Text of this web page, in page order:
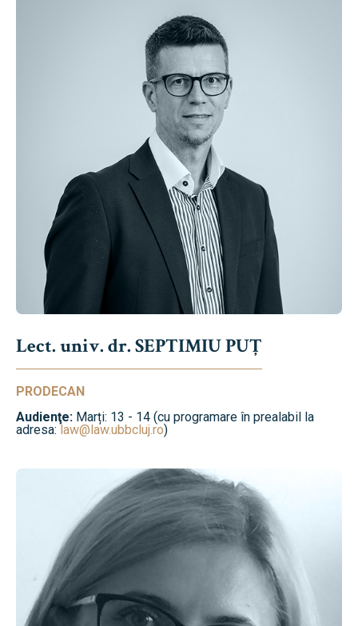
Lect. univ. dr. SEPTIMIU PUȚ
PRODECAN
Audienţe: Marți: 13 - 14 (cu programare în prealabil la
adresa:law@law.ubbcluj.ro)